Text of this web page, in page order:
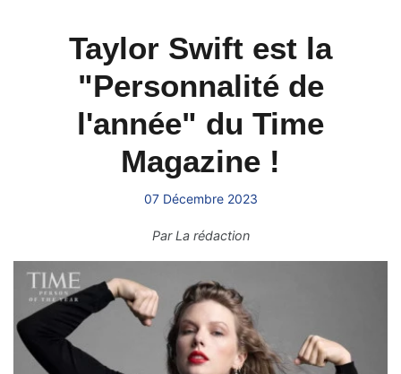
Taylor Swift est la
"Personnalité de
l'année" du Time
Magazine !
07 Décembre 2023
ParLa rédaction